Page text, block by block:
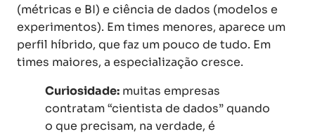
(métricas e BI) e ciência de dados (modelos e
experimentos). Em times menores, aparece um
perfil híbrido, que faz um pouco de tudo. Em
times maiores, a especialização cresce.
Curiosidade: muitas empresas
contratam “cientista de dados” quando
o que precisam, na verdade, é